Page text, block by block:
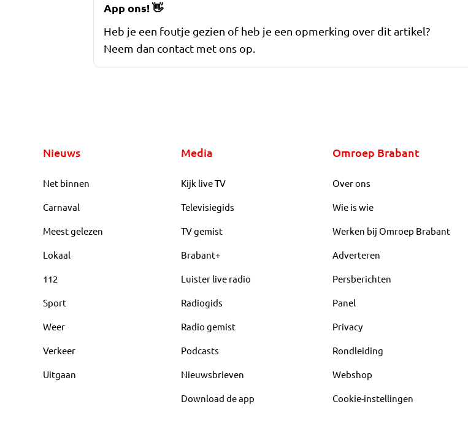
App ons!👋
Heb je een foutje gezien of heb je een opmerking over dit artikel?
Neem dan contact met ons op.
Nieuws
Net binnen
Carnaval
Meest gelezen
Lokaal
112
Sport
Weer
Verkeer
Uitgaan
Media
Kijk live TV
Televisiegids
TV gemist
Brabant+
Luister live radio
Radiogids
Radio gemist
Podcasts
Nieuwsbrieven
Download de app
Omroep Brabant
Over ons
Wie is wie
Werken bij Omroep Brabant
Adverteren
Persberichten
Panel
Privacy
Rondleiding
Webshop
Cookie-instellingen